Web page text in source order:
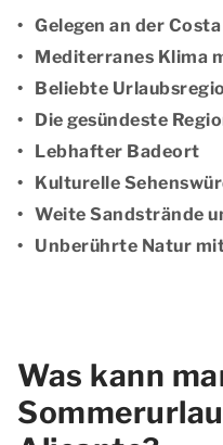
Gelegen an der
Mediterranes Klima
Beliebte
Die gesündeste
Lebhafter Badeort
Kulturelle
Weite Sandstrände
Unberührte Natur
Was kann